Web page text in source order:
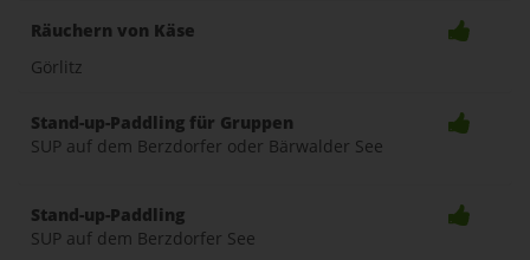
Räuchern von Käse
Görlitz
Stand-up-Paddling für Gruppen
SUP auf dem Berzdorfer oder Bärwalder See
Stand-up-Paddling
SUP auf dem Berzdorfer See